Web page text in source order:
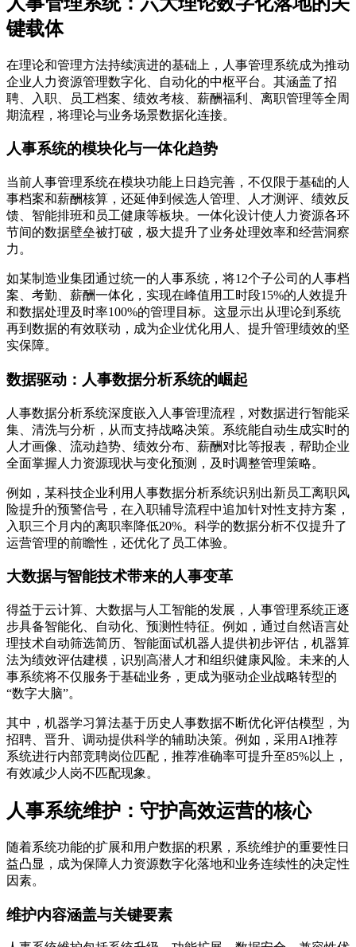
键载体
在理论和管理方法持续演进的基础上，人事管理系统成为推动
企业人力资源管理数字化、自动化的中枢平台。其涵盖了招
聘、入职、员工档案、绩效考核、薪酬福利、离职管理等全周
期流程，将理论与业务场景数据化连接。
人事系统的模块化与一体化趋势
当前人事管理系统在模块功能上日趋完善，不仅限于基础的人
事档案和薪酬核算，还延伸到候选人管理、人才测评、绩效反
馈、智能排班和员工健康等板块。一体化设计使人力资源各环
节间的数据壁垒被打破，极大提升了业务处理效率和经营洞察
力。
如某制造业集团通过统一的人事系统，将12个子公司的人事档
案、考勤、薪酬一体化，实现在峰值用工时段15%的人效提升
和数据处理及时率100%的管理目标。这显示出从理论到系统
再到数据的有效联动，成为企业优化用人、提升管理绩效的坚
实保障。
数据驱动：人事数据分析系统的崛起
人事数据分析系统深度嵌入人事管理流程，对数据进行智能采
集、清洗与分析，从而支持战略决策。系统能自动生成实时的
人才画像、流动趋势、绩效分布、薪酬对比等报表，帮助企业
全面掌握人力资源现状与变化预测，及时调整管理策略。
例如，某科技企业利用人事数据分析系统识别出新员工离职风
险提升的预警信号，在入职辅导流程中追加针对性支持方案，
入职三个月内的离职率降低20%。科学的数据分析不仅提升了
运营管理的前瞻性，还优化了员工体验。
大数据与智能技术带来的人事变革
得益于云计算、大数据与人工智能的发展，人事管理系统正逐
步具备智能化、自动化、预测性特征。例如，通过自然语言处
理技术自动筛选简历、智能面试机器人提供初步评估，机器算
法为绩效评估建模，识别高潜人才和组织健康风险。未来的人
事系统将不仅服务于基础业务，更成为驱动企业战略转型的
“数字大脑”。
其中，机器学习算法基于历史人事数据不断优化评估模型，为
招聘、晋升、调动提供科学的辅助决策。例如，采用AI推荐
系统进行内部竞聘岗位匹配，推荐准确率可提升至85%以上，
有效减少人岗不匹配现象。
人事系统维护：守护高效运营的核心
随着系统功能的扩展和用户数据的积累，系统维护的重要性日
益凸显，成为保障人力资源数字化落地和业务连续性的决定性
因素。
维护内容涵盖与关键要素